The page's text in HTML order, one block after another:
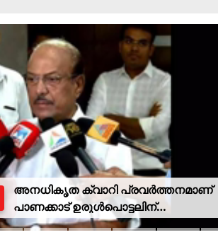
അനധികൃത ക്വാറി പ്രവര്‍ത്തനമാണ്
പാണക്കാട് ഉരുള്‍പൊട്ടലിന്
കാരണമായതെന്ന് മന്ത്രി പികെ